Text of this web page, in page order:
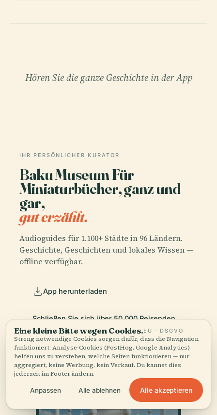
Hören Sie die ganze Geschichte in der App
IHR PERSÖNLICHER KURATOR
Baku Museum Für
Miniaturbücher, ganz und
gar,
gut erzählt.
Audioguides für 1.100+ Städte in 96 Ländern.
Geschichte, Geschichten und lokales Wissen —
offline verfügbar.
App herunterladen
Schließen Sie sich über 50.000 Reisenden
an
Eine kleine Bitte wegen Cookies.EU · DSGVO
Streng notwendige Cookies sorgen dafür, dass die Navigation
funktioniert. Analyse-Cookies (PostHog, Google Analytics)
helfen uns zu verstehen, welche Seiten funktionieren — nur
aggregiert, keine Werbung, kein Verkauf. Du kannst dies
jederzeit im Footer ändern.
Anpassen Alle ablehnen Alle akzeptieren